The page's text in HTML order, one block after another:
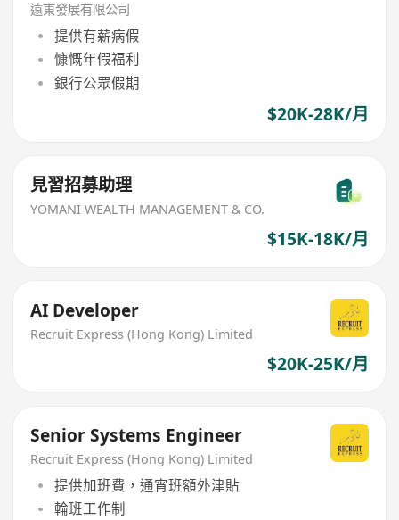
遠東發展有限公司
提供有薪病假
慷慨年假福利
銀行公眾假期
$20K-28K/月
見習招募助理
YOMANI WEALTH MANAGEMENT & CO.
$15K-18K/月
AI Developer
Recruit Express (Hong Kong) Limited
$20K-25K/月
Senior Systems Engineer
Recruit Express (Hong Kong) Limited
提供加班費，通宵班額外津貼
輪班工作制